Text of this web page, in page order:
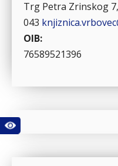
Trg Petra Zrinskog
043
OIB:
76589521396